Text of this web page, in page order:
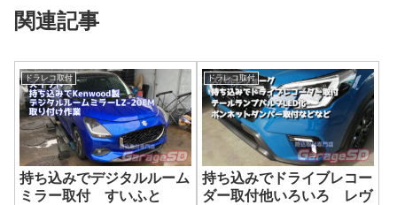
関連記事
ドラレコ取付
持ち込みでデジタルルーム
ミラー取付 すいふと
ドラレコ取付
持ち込みでドライブレコー
ダー取付他いろいろ レヴ